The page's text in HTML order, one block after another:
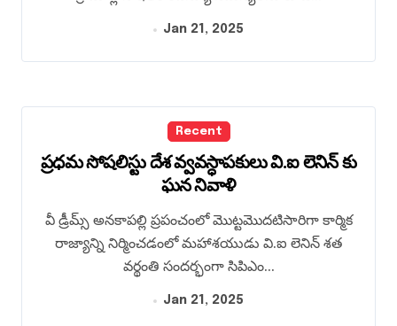
Jan 21, 2025
Recent
ప్రధమ సోషలిస్టు దేశ వ్వవస్ధాపకులు వి.ఐ లెనిన్‌ కు
ఘన నివాళి
వీ డ్రీమ్స్ అనకాపల్లి ప్రపంచంలో మొట్టమొదటిసారిగా కార్మిక
రాజ్యాన్ని నిర్మించడంలో మహాశయుడు వి.ఐ లెనిన్‌ శత
వర్థంతి సందర్భంగా సిపిఎం...
Jan 21, 2025